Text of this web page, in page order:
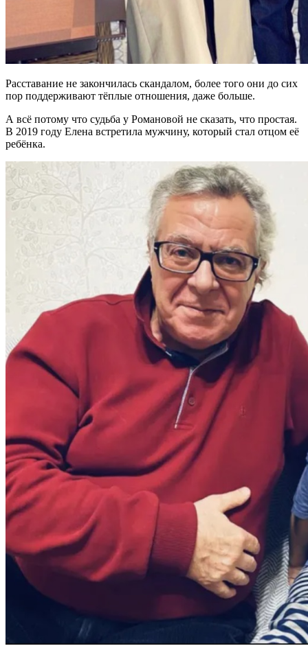
Расставание не закончилась скандалом, более того они до сих
пор поддерживают тёплые отношения, даже больше.
А всё потому что судьба у Романовой не сказать, что простая.
В 2019 году Елена встретила мужчину, который стал отцом её
ребёнка.